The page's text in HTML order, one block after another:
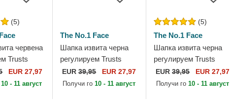
(5)
червена
Trusts
Black
No.1 Face
EUR 27,97
10 - 11 август
The No.1 Face
Шапка извита черна
регулируем Trusts
No.1 Black White от
The No.1 Face
EUR39,95 EUR 27,97
Получи го10 - 11 август
(5)
The No.1 Face
Шапка извита черна
регулируем Trusts
No.1 Distressed Black
Gold от The No.1 Face
EUR39,95 EUR 27,97
Получи го10 - 11 август